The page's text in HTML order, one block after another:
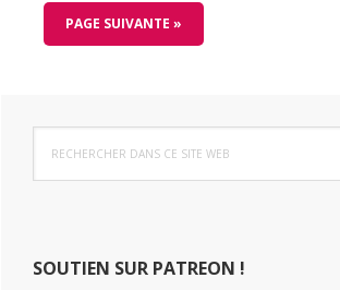
ALLER
À
PAGE SUIVANTE »
Barre
latérale
dans
ce
SOUTIEN SUR PATREON !